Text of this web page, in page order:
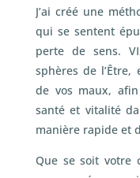
J’ai créé une
qui se sentent
perte de sens.
sphères de
de vos maux,
santé et vitalité
manière rapide et
Que se soit votre